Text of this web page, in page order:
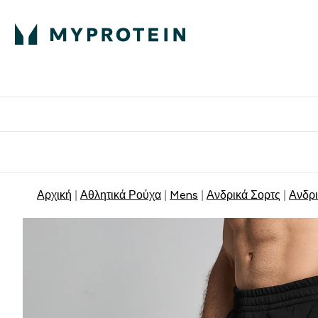
Αρχική Αθλητικά Ρούχα Mens Ανδρικά Σορτς